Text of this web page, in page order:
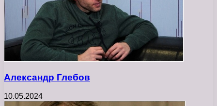
Александр Глебов
10.05.2024